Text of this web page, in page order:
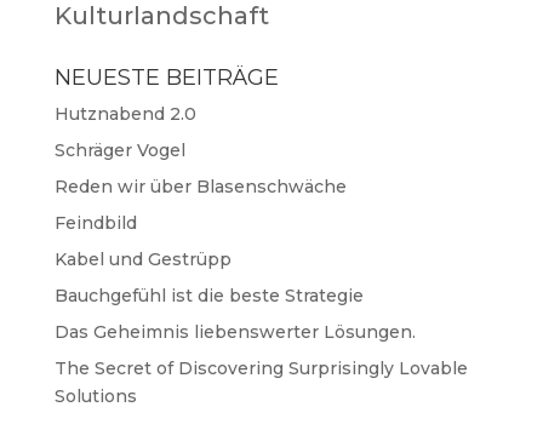
Kulturlandschaft
NEUESTE BEITRÄGE
Hutznabend 2.0
Schräger Vogel
Reden wir über Blasenschwäche
Feindbild
Kabel und Gestrüpp
Bauchgefühl ist die beste Strategie
Das Geheimnis liebenswerter Lösungen.
The Secret of Discovering Surprisingly Lovable
Solutions